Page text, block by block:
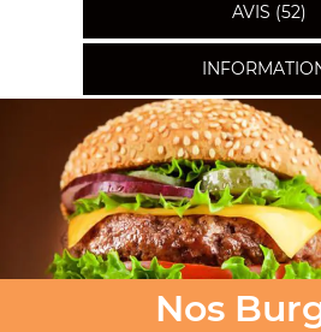
AVIS (52)
Nos